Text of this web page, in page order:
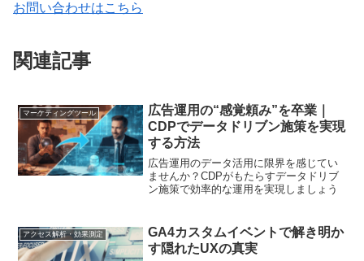
お問い合わせはこちら
関連記事
マーケティングツール
広告運用の“感覚頼み”を卒業｜
CDPでデータドリブン施策を実現
する方法
広告運用のデータ活用に限界を感じてい
ませんか？CDPがもたらすデータドリブ
ン施策で効率的な運用を実現しましょう
アクセス解析・効果測定
GA4カスタムイベントで解き明か
す隠れたUXの真実